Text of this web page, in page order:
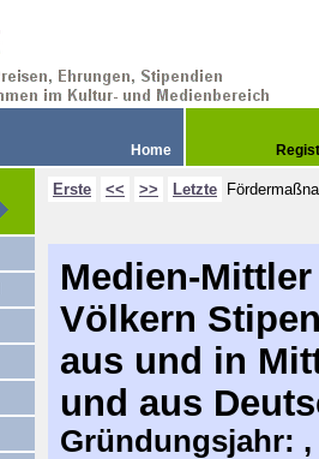
Home
Erste << >> Letzte
Medien-
Völkern
aus und in
und aus
Gründungsjahr: